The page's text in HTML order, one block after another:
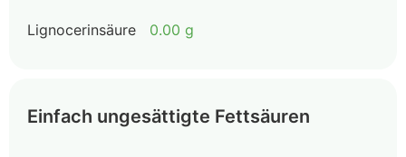
Lignocerinsäure 0.00 g
Einfach ungesättigte Fettsäuren